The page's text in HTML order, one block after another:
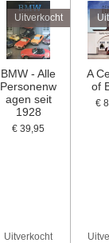
Uitverkocht
BMW - Alle
Personenw
agen seit
1928
€ 39,95
Uitverkocht
A
of
€